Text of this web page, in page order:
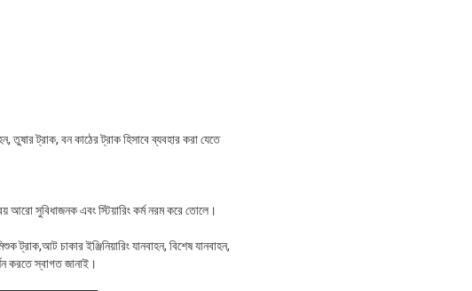
ট্রাক, বন কাঠের ট্রাক হিসাবে ব্যবহার করা যেতে
আরো সুবিধাজনক এবং স্টিয়ারিং কর্ম নরম করে তোলে।
ট্রাক,আট চাকার ইঞ্জিনিয়ারিং যানবাহন, বিশেষ যানবাহন,
করতে স্বাগত জানাই।